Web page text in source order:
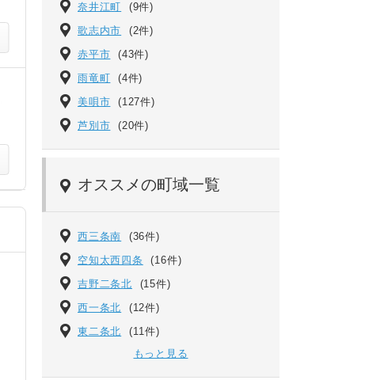
奈井江町 (9件)
歌志内市 (2件)
赤平市 (43件)
雨竜町 (4件)
美唄市 (127件)
芦別市 (20件)
オススメの町域一覧
西三条南 (36件)
空知太西四条
(16件)
吉野二条北 (15件)
西一条北 (12件)
東二条北 (11件)
もっと見る